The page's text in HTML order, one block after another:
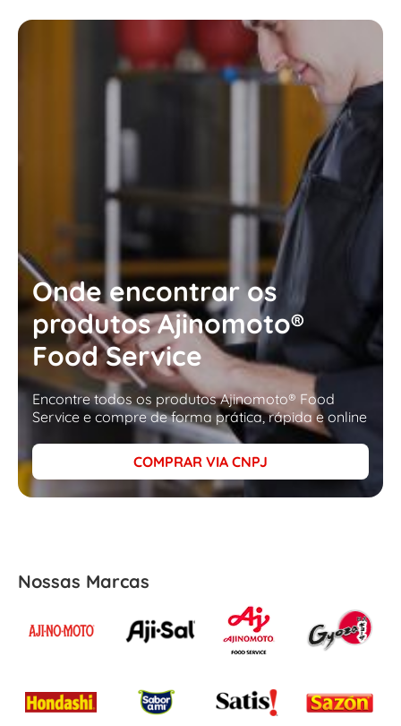
Onde encontrar os
produtos Ajinomoto®
Food Service
Encontre todos os produtos Ajinomoto® Food
Service e compre de forma prática, rápida e online
COMPRAR VIA CNPJ
Nossas Marcas